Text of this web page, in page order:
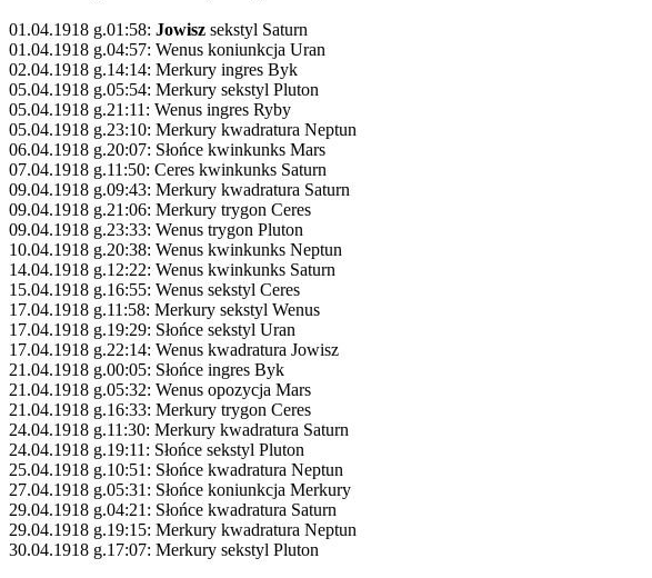
01.04.1918 g.01:58: Jowisz sekstyl Saturn
01.04.1918 g.04:57: Wenus koniunkcja Uran
02.04.1918 g.14:14: Merkury ingres Byk
05.04.1918 g.05:54: Merkury sekstyl Pluton
05.04.1918 g.21:11: Wenus ingres Ryby
05.04.1918 g.23:10: Merkury kwadratura Neptun
06.04.1918 g.20:07: Słońce kwinkunks Mars
07.04.1918 g.11:50: Ceres kwinkunks Saturn
09.04.1918 g.09:43: Merkury kwadratura Saturn
09.04.1918 g.21:06: Merkury trygon Ceres
09.04.1918 g.23:33: Wenus trygon Pluton
10.04.1918 g.20:38: Wenus kwinkunks Neptun
14.04.1918 g.12:22: Wenus kwinkunks Saturn
15.04.1918 g.16:55: Wenus sekstyl Ceres
17.04.1918 g.11:58: Merkury sekstyl Wenus
17.04.1918 g.19:29: Słońce sekstyl Uran
17.04.1918 g.22:14: Wenus kwadratura Jowisz
21.04.1918 g.00:05: Słońce ingres Byk
21.04.1918 g.05:32: Wenus opozycja Mars
21.04.1918 g.16:33: Merkury trygon Ceres
24.04.1918 g.11:30: Merkury kwadratura Saturn
24.04.1918 g.19:11: Słońce sekstyl Pluton
25.04.1918 g.10:51: Słońce kwadratura Neptun
27.04.1918 g.05:31: Słońce koniunkcja Merkury
29.04.1918 g.04:21: Słońce kwadratura Saturn
29.04.1918 g.19:15: Merkury kwadratura Neptun
30.04.1918 g.17:07: Merkury sekstyl Pluton